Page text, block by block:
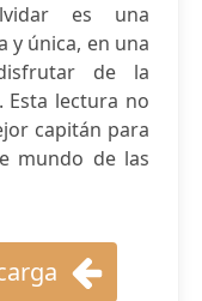
es una
y única, en una
de la
Esta lectura no
capitán para
mundo de las